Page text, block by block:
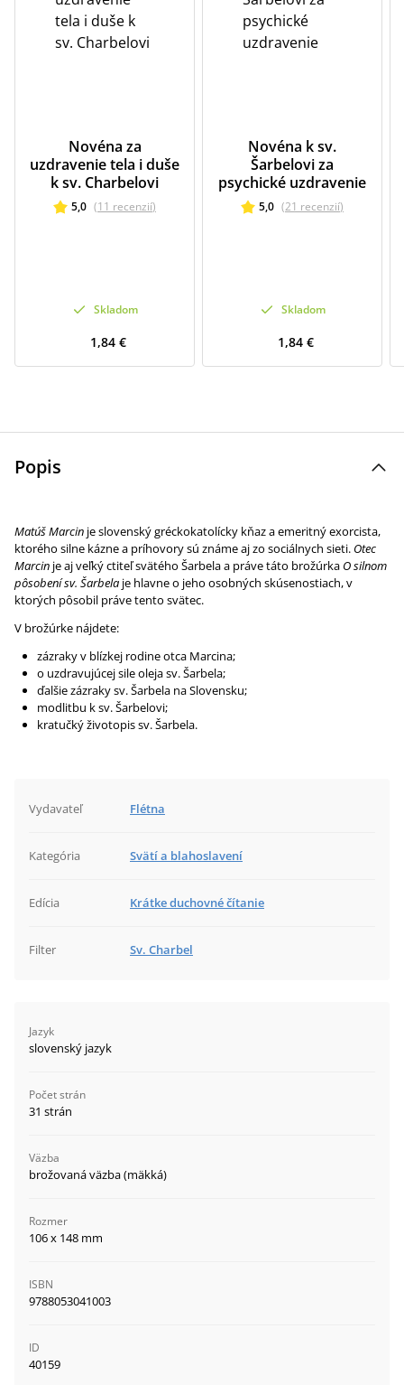
Novéna za
uzdravenie tela i duše
k sv. Charbelovi
5,0 (11 recenzií)
Skladom
1,84 €
Novéna k sv.
Šarbelovi za
psychické uzdravenie
5,0 (21 recenzií)
Skladom
1,84 €
Popis
Matúš Marcin je slovenský gréckokatolícky kňaz a emeritný exorcista,
ktorého silne kázne a príhovory sú známe aj zo sociálnych sieti. Otec
Marcin je aj veľký ctiteľ svätého Šarbela a práve táto brožúrka O silnom
pôsobení sv. Šarbela je hlavne o jeho osobných skúsenostiach, v
ktorých pôsobil práve tento svätec.
V brožúrke nájdete:
zázraky v blízkej rodine otca Marcina;
o uzdravujúcej sile oleja sv. Šarbela;
ďalšie zázraky sv. Šarbela na Slovensku;
modlitbu k sv. Šarbelovi;
kratučký životopis sv. Šarbela.
Vydavateľ Flétna
Kategória Svätí a blahoslavení
Edícia Krátke duchovné čítanie
Filter Sv. Charbel
Jazyk
slovenský jazyk
Počet strán
31 strán
Väzba
brožovaná väzba (mäkká)
Rozmer
106 x 148 mm
ISBN
9788053041003
ID
40159